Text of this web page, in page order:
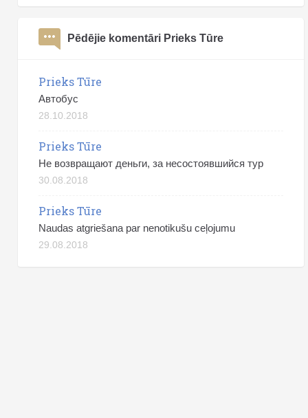
Pēdējie komentāri Prieks Tūre
Prieks Tūre
Автобус
28.10.2018
Prieks Tūre
Не возвращают деньги, за несостоявшийся тур
30.08.2018
Prieks Tūre
Naudas atgriešana par nenotikušu ceļojumu
29.08.2018